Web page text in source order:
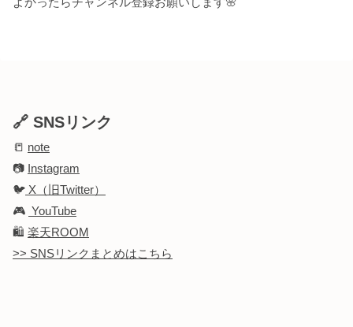
🔗 SNSリンク
📒 note
📷 Instagram
🐦 X（旧Twitter）
🎮 YouTube
🛍️ 楽天ROOM
>> SNSリンクまとめはこちら